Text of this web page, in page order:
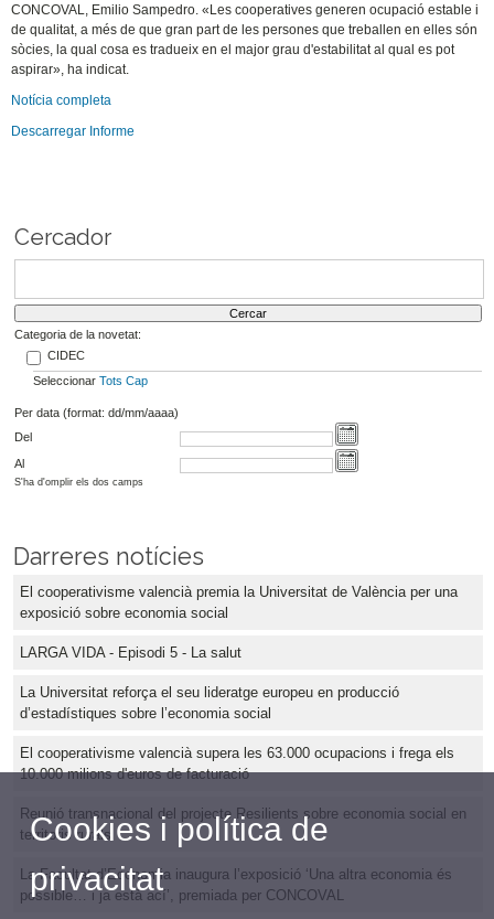
CONCOVAL, Emilio Sampedro. «Les cooperatives generen ocupació estable i
de qualitat, a més de que gran part de les persones que treballen en elles són
sòcies, la qual cosa es tradueix en el major grau d'estabilitat al qual es pot
aspirar», ha indicat.
Notícia completa
Descarregar Informe
Cercador
Categoria de la novetat:
CIDEC
Seleccionar Tots Cap
Per data (format: dd/mm/aaaa)
Del
Al
S'ha d'omplir els dos camps
Darreres notícies
El cooperativisme valencià premia la Universitat de València per una
exposició sobre economia social
LARGA VIDA - Episodi 5 - La salut
La Universitat reforça el seu lideratge europeu en producció
d’estadístiques sobre l’economia social
El cooperativisme valencià supera les 63.000 ocupacions i frega els
10.000 milions d'euros de facturació
Reunió transnacional del projecte Resilients sobre economia social en
territoris rurals
La Facultat d’Economia inaugura l’exposició ‘Una altra economia és
possible… i ja està ací’, premiada per CONCOVAL
Cookies i política de
privacitat